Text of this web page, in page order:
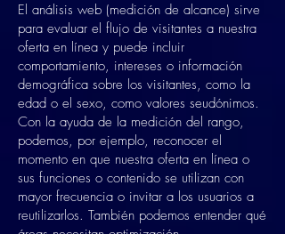
El análisis web (medición de alcance) sirve
para evaluar el flujo de visitantes a nuestra
oferta en línea y puede incluir
comportamiento, intereses o información
demográfica sobre los visitantes, como la
edad o el sexo, como valores seudónimos.
Con la ayuda de la medición del rango,
podemos, por ejemplo, reconocer el
momento en que nuestra oferta en línea o
sus funciones o contenido se utilizan con
mayor frecuencia o invitar a los usuarios a
reutilizarlos. También podemos entender qué